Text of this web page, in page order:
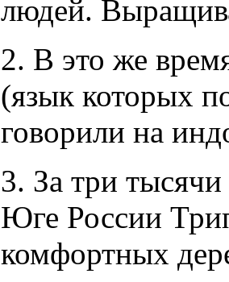
людей.
2. В это же
(язык которых
говорили на
3. За три
Юге России
комфортных